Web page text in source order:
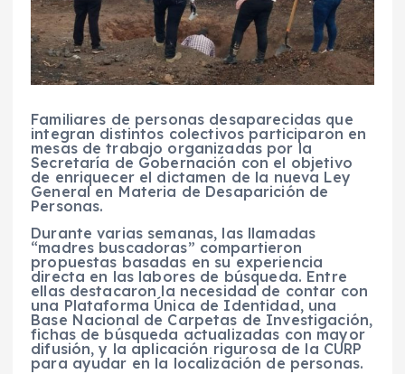
Familiares de personas desaparecidas que
integran distintos colectivos participaron en
mesas de trabajo organizadas por la
Secretaría de Gobernación con el objetivo
de enriquecer el dictamen de la nueva Ley
General en Materia de Desaparición de
Personas.
Durante varias semanas, las llamadas
“madres buscadoras” compartieron
propuestas basadas en su experiencia
directa en las labores de búsqueda. Entre
ellas destacaron la necesidad de contar con
una Plataforma Única de Identidad, una
Base Nacional de Carpetas de Investigación,
fichas de búsqueda actualizadas con mayor
difusión, y la aplicación rigurosa de la CURP
para ayudar en la localización de personas.